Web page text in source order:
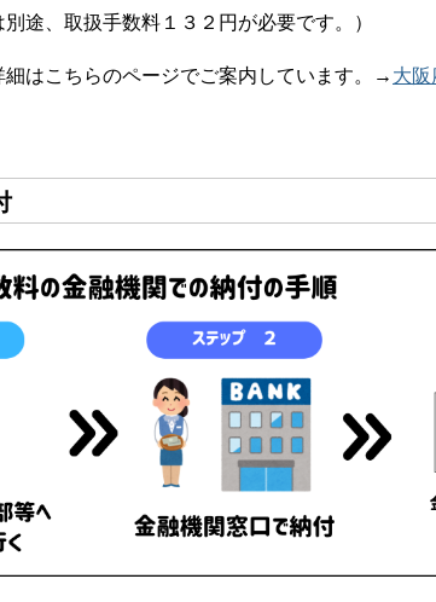
途、取扱手数料１３２円が必要です。）
細はこちらのページでご案内しています。→ 大